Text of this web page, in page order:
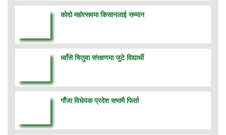
कोदो महोत्सवमा किसानलाई सम्मान
ध्वाँसे चितुवा संरक्षणमा जुटे विद्यार्थी
गाँजा विधेयक प्रदेश सभामै फिर्ता